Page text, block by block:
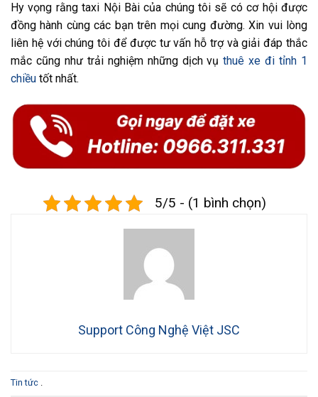
Hy vọng rằng taxi Nội Bài của chúng tôi sẽ có cơ hội được
đồng hành cùng các bạn trên mọi cung đường. Xin vui lòng
liên hệ với chúng tôi để được tư vấn hỗ trợ và giải đáp thắc
mắc cũng như trải nghiệm những dịch vụthuê xe đi tỉnh 1
chiều tốt nhất.
5/5 - (1 bình chọn)
Support Công Nghệ Việt JSC
Tin tức .